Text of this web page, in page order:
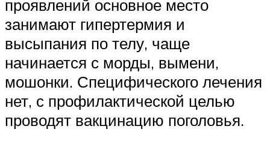
проявлений основное место
занимают гипертермия и
высыпания по телу, чаще
начинается с морды, вымени,
мошонки. Специфического лечения
нет, с профилактической целью
проводят вакцинацию поголовья.